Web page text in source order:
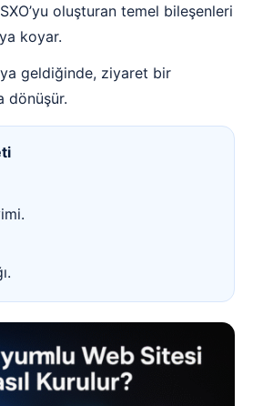
oluşturan temel bileşenleri
koyar.
geldiğinde, ziyaret bir
dönüşür.